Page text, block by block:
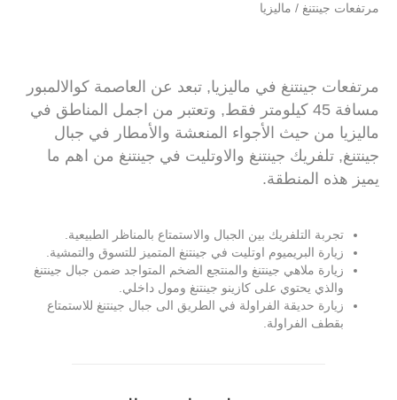
مرتفعات جينتنغ / ماليزيا
مرتفعات جينتنغ في ماليزيا, تبعد عن العاصمة كوالالمبور
مسافة 45 كيلومتر فقط, وتعتبر من اجمل المناطق في
ماليزيا من حيث الأجواء المنعشة والأمطار في جبال
جينتنغ, تلفريك جينتنغ والاوتليت في جينتنغ من اهم ما
يميز هذه المنطقة.
تجربة التلفريك بين الجبال والاستمتاع بالمناظر الطبيعية.
زيارة البريميوم اوتليت في جينتنغ المتميز للتسوق والتمشية.
زيارة ملاهي جينتنغ والمنتجع الضخم المتواجد ضمن جبال جينتنغ
والذي يحتوي على كازينو جينتنغ ومول داخلي.
زيارة حديقة الفراولة في الطريق الى جبال جينتنغ للاستمتاع
بقطف الفراولة.